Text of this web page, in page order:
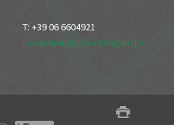
T: +39 06 6604921
reception[at]dhi-roma[dot]it